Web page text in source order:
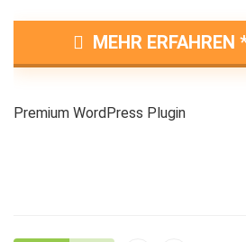
MEHR ERFAHREN
Premium WordPress Plugin